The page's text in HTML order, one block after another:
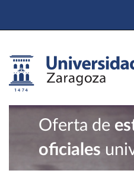
Oferta de
oficiales